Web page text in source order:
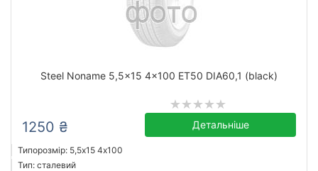
Steel Noname 5,5x15 4x100 ET50 DIA60,1 (black)
1250 ₴ Детальніше
Типорозмір: 5,5x15 4х100
Тип: сталевий